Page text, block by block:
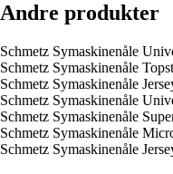
Andre produkter
Schmetz Symaskinenåle
Schmetz Symaskinenåle
Schmetz Symaskinenåle
Schmetz Symaskinenåle
Schmetz Symaskinenåle
Schmetz Symaskinenåle
Schmetz Symaskinenåle